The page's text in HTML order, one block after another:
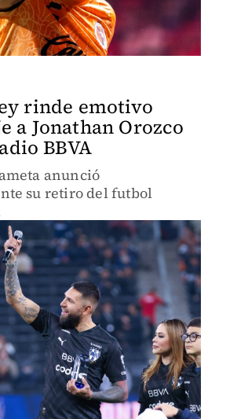
rinde emotivo
a Jonathan Orozco
BBVA
anunció
su retiro del futbol